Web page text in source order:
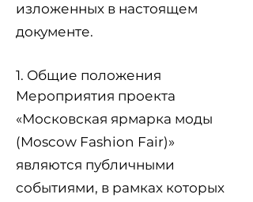
изложенных в настоящем
документе.
1. Общие положения
Мероприятия проекта
«Московская ярмарка моды
(Moscow Fashion Fair)»
являются публичными
событиями, в рамках которых